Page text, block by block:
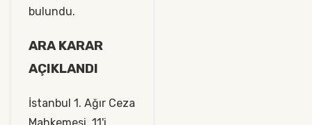
bulundu.
ARA KARAR
AÇIKLANDI
İstanbul 1. Ağır Ceza
Mahkemesi, 11'i